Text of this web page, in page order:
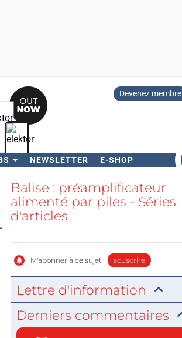
Devenez membre
NEWSLETTER E-SHOP
Balise : préamplificateur
alimenté par piles - Séries
d'articles
M'abonner à ce sujet souscrire
Lettre d'information
Derniers commentaires